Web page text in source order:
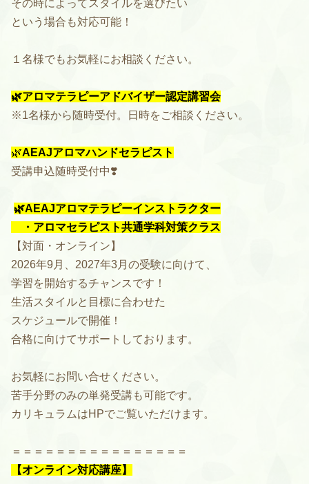
その時によってスタイルを選びたい
という場合も対応可能！
１名様でもお気軽にお相談ください。
🌿アロマテラピーアドバイザー認定講習会
※1名様から随時受付。日時をご相談ください。
🌿AEAJアロマハンドセラピスト
受講申込随時受付中❣️
🌿AEAJアロマテラピーインストラクター
・アロマセラピスト共通学科対策クラス
【対面・オンライン】
2026年9月、2027年3月の受験に向けて、
学習を開始するチャンスです！
生活スタイルと目標に合わせた
スケジュールで開催！
合格に向けてサポートしております。
お気軽にお問い合せください。
苦手分野のみの単発受講も可能です。
カリキュラムはHPでご覧いただけます。
＝＝＝＝＝＝＝＝＝＝＝＝＝＝＝＝
【オンライン対応講座】